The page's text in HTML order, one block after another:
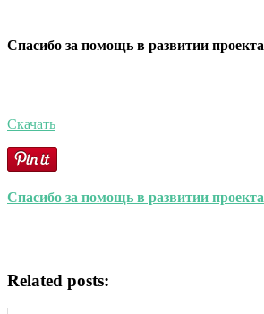
Спасибо за помощь в развитии проекта
Скачать
Спасибо за помощь в развитии проекта
Related posts: